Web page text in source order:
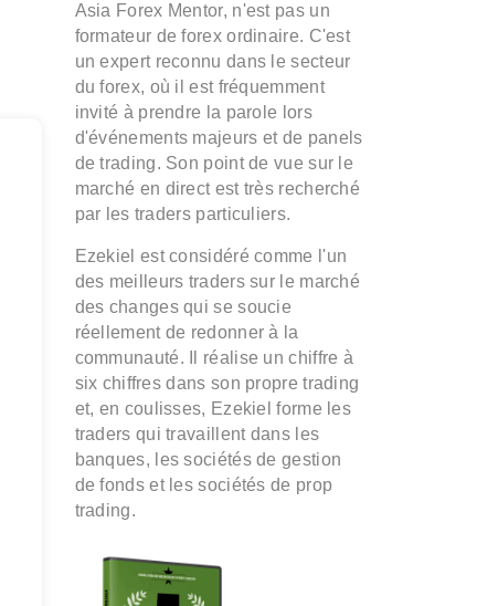
Asia Forex Mentor, n'est pas un
formateur de forex ordinaire. C'est
un expert reconnu dans le secteur
du forex, où il est fréquemment
invité à prendre la parole lors
d'événements majeurs et de panels
de trading. Son point de vue sur le
marché en direct est très recherché
par les traders particuliers.
Ezekiel est considéré comme l'un
des meilleurs traders sur le marché
des changes qui se soucie
réellement de redonner à la
communauté. Il réalise un chiffre à
six chiffres dans son propre trading
et, en coulisses, Ezekiel forme les
traders qui travaillent dans les
banques, les sociétés de gestion
de fonds et les sociétés de prop
trading.